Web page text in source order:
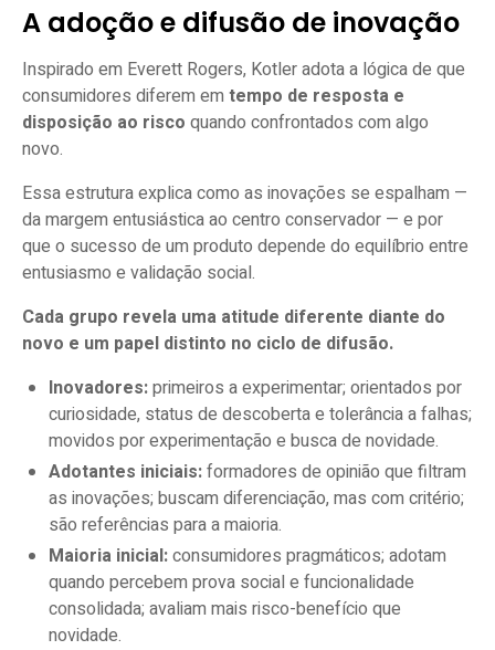
A adoção e difusão de inovação
Inspirado em Everett Rogers, Kotler adota a lógica de que
consumidores diferem em tempo de resposta e
disposição ao risco quando confrontados com algo
novo.
Essa estrutura explica como as inovações se espalham —
da margem entusiástica ao centro conservador — e por
que o sucesso de um produto depende do equilíbrio entre
entusiasmo e validação social.
Cada grupo revela uma atitude diferente diante do
novo e um papel distinto no ciclo de difusão.
Inovadores:primeiros a experimentar; orientados por
curiosidade, status de descoberta e tolerância a falhas;
movidos por experimentação e busca de novidade.
Adotantes iniciais:formadores de opinião que filtram
as inovações; buscam diferenciação, mas com critério;
são referências para a maioria.
Maioria inicial:consumidores pragmáticos; adotam
quando percebem prova social e funcionalidade
consolidada; avaliam mais risco-benefício que
novidade.